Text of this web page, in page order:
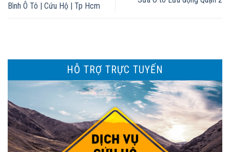
Bình Ô Tô | Cứu Hộ | Tp Hcm
HỖ TRỢ TRỰC TUYẾN